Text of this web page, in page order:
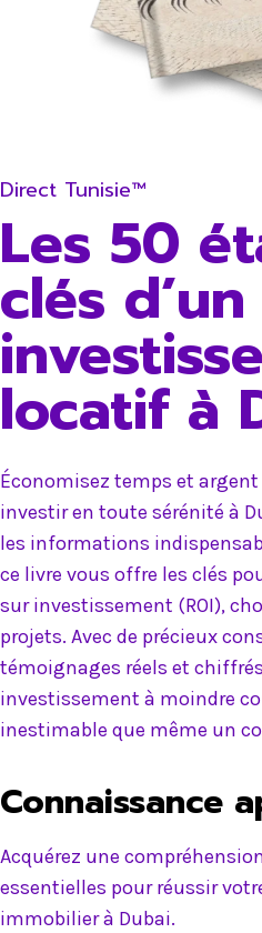
Direct Tunisie™
Les 50
clés d’un
locatif à
Économisez temps et
investir en toute sérénité à
les informations
ce livre vous offre les clés
sur investissement (ROI),
projets. Avec de précieux
témoignages réels et
investissement à moindre
inestimable que même un
Connaissance
Acquérez une
essentielles pour réussir
immobilier à Dubai.